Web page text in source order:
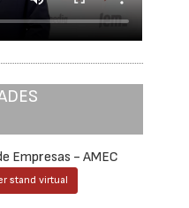
Empresas - AMEC
stand virtual